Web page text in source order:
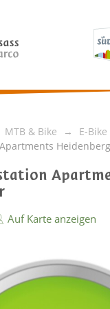
MTB & Bike
E-
Auf Karte anzeigen